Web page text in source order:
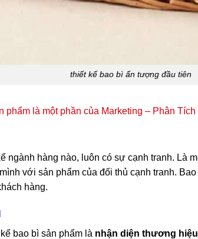
thiết kế bao bì ấn tượng đầu tiên
phẩm là một phần của Marketing – Phân Tích
ngành hàng nào, luôn có sự cạnh tranh. Là
với sản phẩm của đối thủ cạnh tranh.
hàng.
bao bì sản phẩm là nhận diện thương hiệu